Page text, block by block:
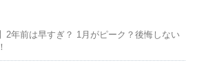
2年前は早すぎ？ 1月がピーク？後悔しない